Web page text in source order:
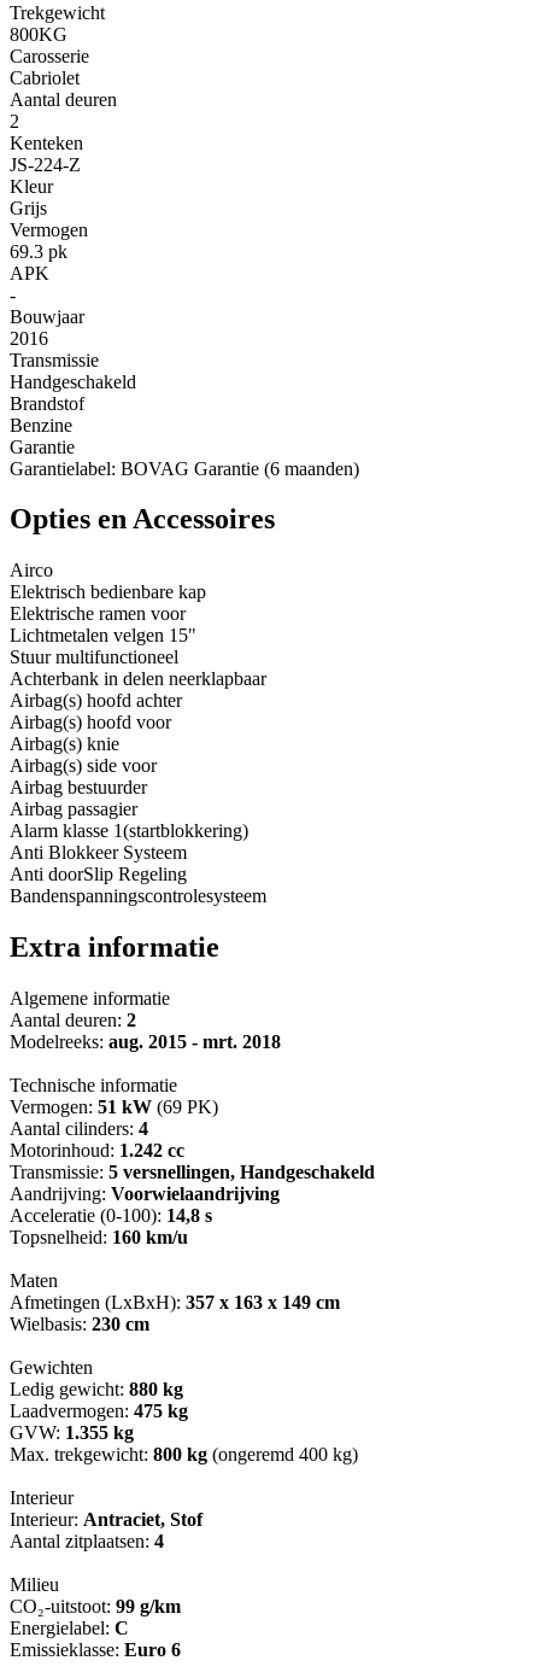
Trekgewicht
800KG
Carosserie
Cabriolet
Aantal deuren
2
Kenteken
JS-224-Z
Kleur
Grijs
Vermogen
69.3 pk
APK
-
Bouwjaar
2016
Transmissie
Handgeschakeld
Brandstof
Benzine
Garantie
Garantielabel: BOVAG Garantie (6 maanden)
Opties en Accessoires
Airco
Elektrisch bedienbare kap
Elektrische ramen voor
Lichtmetalen velgen 15"
Stuur multifunctioneel
Achterbank in delen neerklapbaar
Airbag(s) hoofd achter
Airbag(s) hoofd voor
Airbag(s) knie
Airbag(s) side voor
Airbag bestuurder
Airbag passagier
Alarm klasse 1(startblokkering)
Anti Blokkeer Systeem
Anti doorSlip Regeling
Bandenspanningscontrolesysteem
Extra informatie
Algemene informatie
Aantal deuren: 2
Modelreeks: aug. 2015 - mrt. 2018
Technische informatie
Vermogen: 51 kW (69 PK)
Aantal cilinders: 4
Motorinhoud: 1.242 cc
Transmissie: 5 versnellingen, Handgeschakeld
Aandrijving: Voorwielaandrijving
Acceleratie (0-100): 14,8 s
Topsnelheid: 160 km/u
Maten
Afmetingen (LxBxH): 357 x 163 x 149 cm
Wielbasis: 230 cm
Gewichten
Ledig gewicht: 880 kg
Laadvermogen: 475 kg
GVW: 1.355 kg
Max. trekgewicht: 800 kg (ongeremd 400 kg)
Interieur
Interieur: Antraciet, Stof
Aantal zitplaatsen: 4
Milieu
CO₂-uitstoot: 99 g/km
Energielabel: C
Emissieklasse: Euro 6